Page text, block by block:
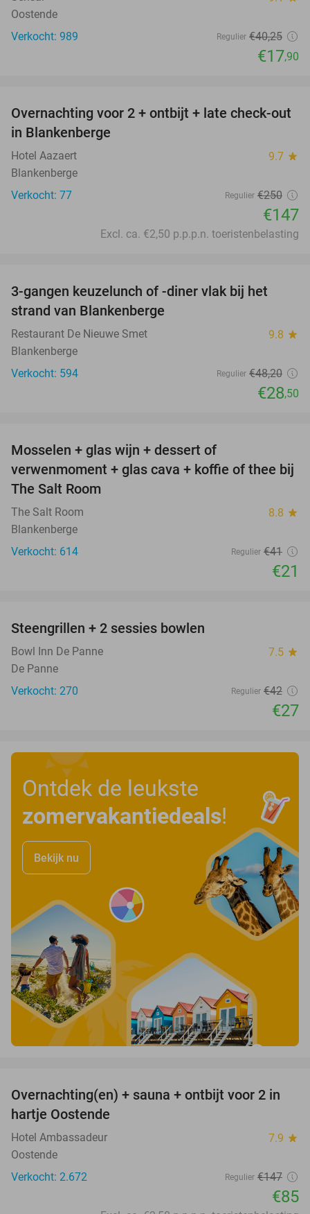
Oostende
Verkocht: 989
Regulier €40,25
€17,90
41%
Overnachting voor 2 + ontbijt + late check-out
in Blankenberge
Hotel Aazaert 9.7 star
Blankenberge
Verkocht: 77
Regulier €250
€147
Excl. ca. €2,50 p.p.p.n. toeristenbelasting
3-gangen keuzelunch of -diner vlak bij het
strand van Blankenberge
Restaurant De Nieuwe Smet 9.8 star
Blankenberge
Verkocht: 594
Regulier €48,20
€28,50
Mosselen + glas wijn + dessert of
verwenmoment + glas cava + koffie of thee bij
The Salt Room
The Salt Room 8.8 star
Blankenberge
Verkocht: 614
Regulier €41
€21
Steengrillen + 2 sessies bowlen
Bowl Inn De Panne 7.5 star
De Panne
Verkocht: 270
Regulier €42
€27
Ontdek de leukste
zomervakantiedeals!
Bekijk nu
42%
Overnachting(en) + sauna + ontbijt voor 2 in
hartje Oostende
Hotel Ambassadeur 7.9 star
Oostende
Verkocht: 2.672
Regulier €147
€85